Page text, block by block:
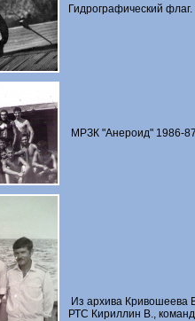
Гидрографический флаг.
МРЗК "Анероид" 1986-87
Из архива Кривошеева
РТС Кириллин В.,